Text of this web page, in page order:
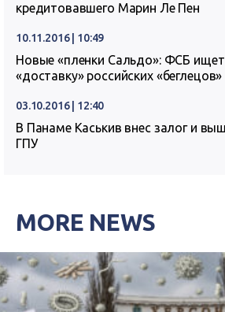
кредитовавшего Марин Ле Пен
10.11.2016 | 10:49
Новые «пленки Сальдо»: ФСБ ищет
«доставку» российских «беглецов»
03.10.2016 | 12:40
В Панаме Каськив внес залог и
ГПУ
MORE NEWS